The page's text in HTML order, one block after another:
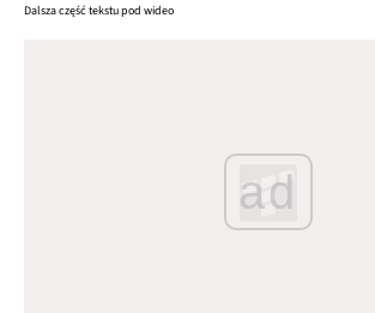
Dalsza część tekstu pod wideo
ad